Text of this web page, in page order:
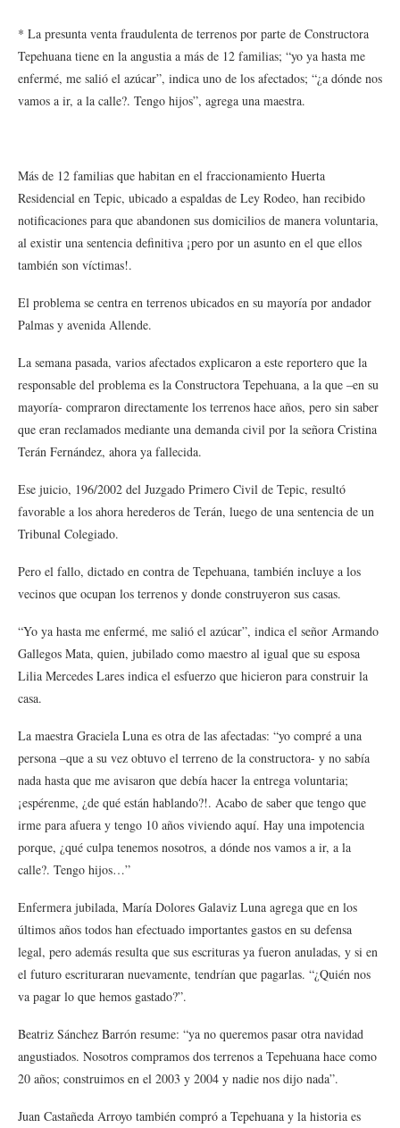
* La presunta venta fraudulenta de terrenos por parte de Constructora
Tepehuana tiene en la angustia a más de 12 familias; “yo ya hasta me
enfermé, me salió el azúcar”, indica uno de los afectados; “¿a dónde nos
vamos a ir, a la calle?. Tengo hijos”, agrega una maestra.
Más de 12 familias que habitan en el fraccionamiento Huerta
Residencial en Tepic, ubicado a espaldas de Ley Rodeo, han recibido
notificaciones para que abandonen sus domicilios de manera voluntaria,
al existir una sentencia definitiva ¡pero por un asunto en el que ellos
también son víctimas!.
El problema se centra en terrenos ubicados en su mayoría por andador
Palmas y avenida Allende.
La semana pasada, varios afectados explicaron a este reportero que la
responsable del problema es la Constructora Tepehuana, a la que –en su
mayoría- compraron directamente los terrenos hace años, pero sin saber
que eran reclamados mediante una demanda civil por la señora Cristina
Terán Fernández, ahora ya fallecida.
Ese juicio, 196/2002 del Juzgado Primero Civil de Tepic, resultó
favorable a los ahora herederos de Terán, luego de una sentencia de un
Tribunal Colegiado.
Pero el fallo, dictado en contra de Tepehuana, también incluye a los
vecinos que ocupan los terrenos y donde construyeron sus casas.
“Yo ya hasta me enfermé, me salió el azúcar”, indica el señor Armando
Gallegos Mata, quien, jubilado como maestro al igual que su esposa
Lilia Mercedes Lares indica el esfuerzo que hicieron para construir la
casa.
La maestra Graciela Luna es otra de las afectadas: “yo compré a una
persona –que a su vez obtuvo el terreno de la constructora- y no sabía
nada hasta que me avisaron que debía hacer la entrega voluntaria;
¡espérenme, ¿de qué están hablando?!. Acabo de saber que tengo que
irme para afuera y tengo 10 años viviendo aquí. Hay una impotencia
porque, ¿qué culpa tenemos nosotros, a dónde nos vamos a ir, a la
calle?. Tengo hijos…”
Enfermera jubilada, María Dolores Galaviz Luna agrega que en los
últimos años todos han efectuado importantes gastos en su defensa
legal, pero además resulta que sus escrituras ya fueron anuladas, y si en
el futuro escrituraran nuevamente, tendrían que pagarlas. “¿Quién nos
va pagar lo que hemos gastado?”.
Beatriz Sánchez Barrón resume: “ya no queremos pasar otra navidad
angustiados. Nosotros compramos dos terrenos a Tepehuana hace como
20 años; construimos en el 2003 y 2004 y nadie nos dijo nada”.
Juan Castañeda Arroyo también compró a Tepehuana y la historia es